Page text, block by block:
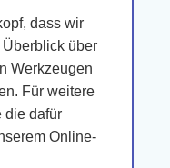
dass wir
Überblick über
Werkzeugen
Für weitere
die dafür
Online-